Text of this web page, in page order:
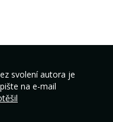
svolení autora je
na e-mail